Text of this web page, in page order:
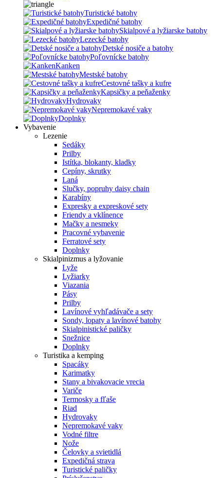
Turistické batohy
Expedičné batohy
Skialpové a lyžiarske batohy
Lezecké batohy
Detské nosiče a batohy
Poľovnícke batohy
Kanken
Mestské batohy
Cestovné tašky a kufre
Kapsičky a peňaženky
Hydrovaky
Nepremokavé vaky
Doplnky
Vybavenie
Lezenie
Sedáky
Prilby
Istítka, blokanty, kladky
Cepíny, skrutky
Laná
Slučky, popruhy daisy chain
Karabíny
Expresky a expreskové sety
Friendy a vklínence
Mačky a nesmeky
Pracovné vybavenie
Ferratové sety
Doplnky
Skialpinizmus a lyžovanie
Lyže
Lyžiarky
Viazania
Pásy
Prilby
Lavínové vyhľadávače a sety
Sondy, lopaty a lavínové batohy
Skialpinistické paličky
Snežnice
Doplnky
Turistika a kemping
Spacáky
Karimatky
Stany a bivakovacie vrecia
Variče
Termosky a fľaše
Riad
Hydrovaky
Nepremokavé vaky
Vodné filtre
Nože
Čelovky a svietidlá
Expedičná strava
Turistické paličky